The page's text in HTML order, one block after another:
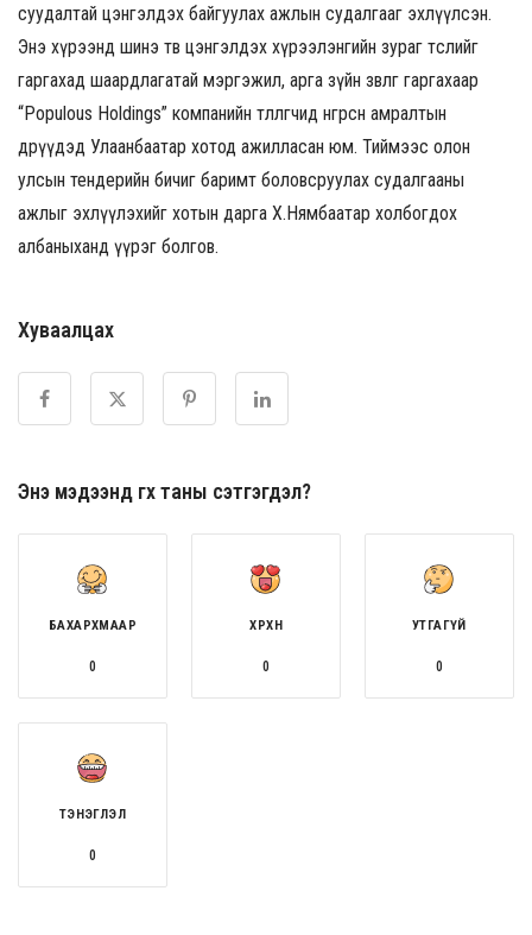
суудалтай цэнгэлдэх байгуулах ажлын судалгааг эхлүүлсэн.
Энэ хүрээнд шинэ төв цэнгэлдэх хүрээлэнгийн зураг төслийг
гаргахад шаардлагатай мэргэжил, арга зүйн зөвлөгөө гаргахаар
“Populous Holdings” компанийн төлөөлөгчид өнгөрсөн амралтын
өдрүүдэд Улаанбаатар хотод ажилласан юм. Тиймээс олон
улсын тендерийн бичиг баримт боловсруулах судалгааны
ажлыг эхлүүлэхийг хотын дарга Х.Нямбаатар холбогдох
албаныханд үүрэг болгов.
Хуваалцах
Энэ мэдээнд өгөх таны сэтгэгдэл?
БАХАРХМААР
0
ХӨӨРХӨН
0
УТГАГҮЙ
0
ТЭНЭГЛЭЛ
0